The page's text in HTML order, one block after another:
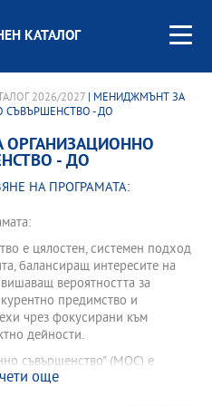
КАТАЛОГ
2026/2027| МЕНИДЖМЪНТ ЗА
СЪВЪРШЕНСТВО - ДО
- ДО
НА ПРОГРАМАТА:
е цялостен, системен подход
балансиращ интересите на
вероятността за
предимство и
чрез фокусирани към
дейности.
съвършенство" (МОС) е
програма в България,
още